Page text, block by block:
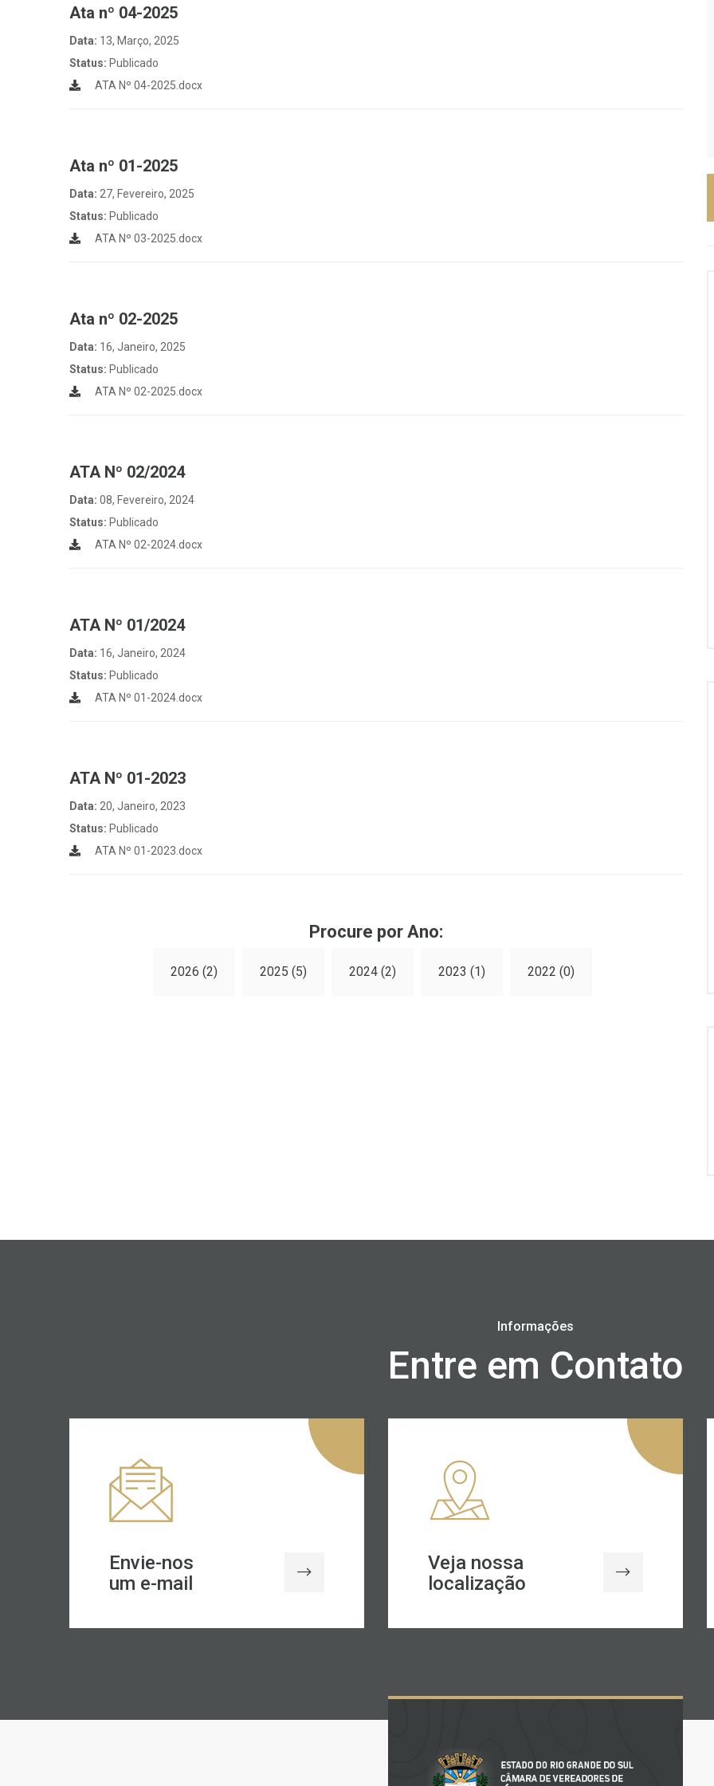
Ata nº 04-2025
Data: 13, Março, 2025
Status: Publicado
ATA Nº 04-2025.docx
Ata nº 01-2025
Data: 27, Fevereiro, 2025
Status: Publicado
ATA Nº 03-2025.docx
Ata nº 02-2025
Data: 16, Janeiro, 2025
Status: Publicado
ATA Nº 02-2025.docx
ATA Nº 02/2024
Data: 08, Fevereiro, 2024
Status: Publicado
ATA Nº 02-2024.docx
ATA Nº 01/2024
Data: 16, Janeiro, 2024
Status: Publicado
ATA Nº 01-2024.docx
ATA Nº 01-2023
Data: 20, Janeiro, 2023
Status: Publicado
ATA Nº 01-2023.docx
Procure por Ano:
2026 (2) 2025 (5) 2024 (2) 2023 (1) 2022 (0)
Informações
Entre em Contato
Envie-nos
um e-mail
Veja nossa
localização